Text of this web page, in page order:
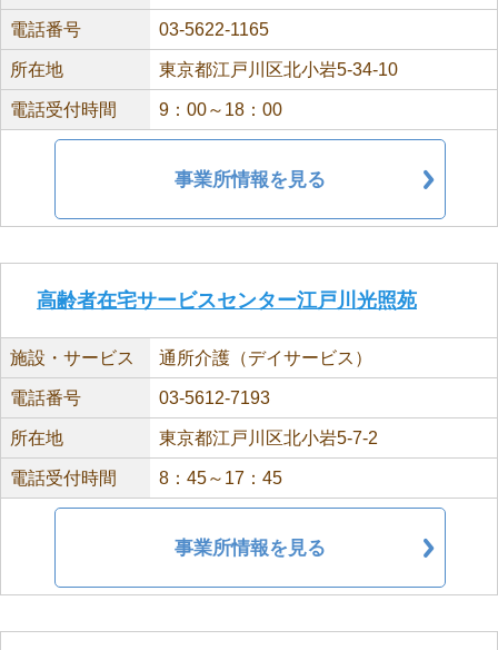
電話番号 03-5622-1165
所在地 東京都江戸川区北小岩5-34-10
電話受付時間 9：00～18：00
事業所情報を見る
高齢者在宅サービスセンター江戸川光照苑
施設・サービス 通所介護（デイサービス）
電話番号 03-5612-7193
所在地 東京都江戸川区北小岩5-7-2
電話受付時間 8：45～17：45
事業所情報を見る